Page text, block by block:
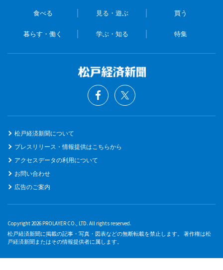
食べる 見る・遊ぶ 買う
暮らす・働く 学ぶ・知る 特集
松戸経済新聞について
プレスリリース・情報提供はこちらから
アクセスデータの利用について
お問い合わせ
広告のご案内
Copyright 2026 PROLAYER CO., LTD. All rights reserved.
松戸経済新聞に掲載の記事・写真・図表などの無断転載を禁止します。 著作権は松
戸経済新聞またはその情報提供者に属します。